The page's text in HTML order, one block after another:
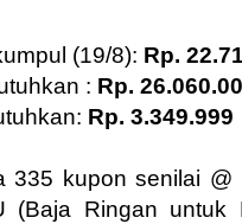
(19/8): Rp.
: Rp.
Rp. 3.349.999
335 kupon senilai
(Baja Ringan